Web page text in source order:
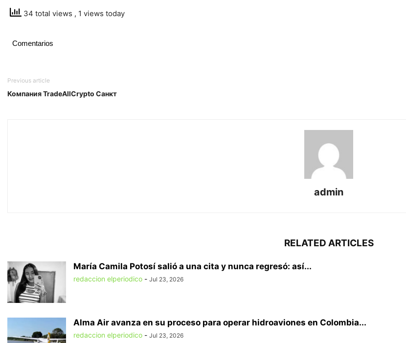
34 total views , 1 views today
Comentarios
Previous article
Компания TradeAllCrypto Санкт
admin
RELATED ARTICLES
María Camila Potosí salió a una cita y nunca regresó: así...
redaccion elperiodico - Jul 23, 2026
Alma Air avanza en su proceso para operar hidroaviones en Colombia...
redaccion elperiodico - Jul 23, 2026